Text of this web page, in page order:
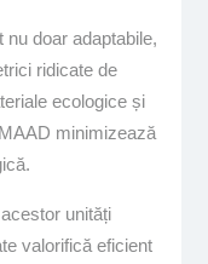
doar adaptabile,
ridicate de
ecologice și
minimizează
unități
valorifică eficient